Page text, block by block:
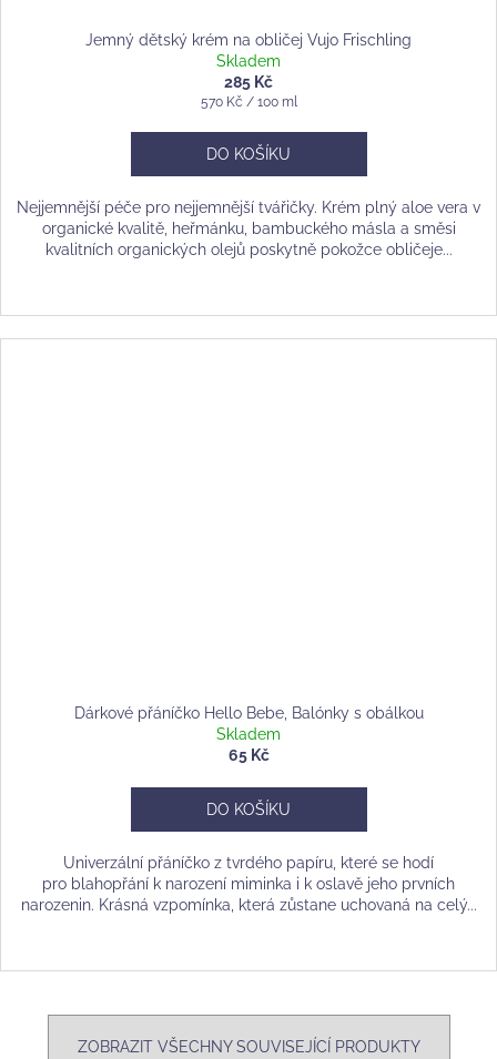
Jemný dětský krém na obličej Vujo Frischling
Skladem
285 Kč
Měrná
570 Kč / 100 ml
DO KOŠÍKU
Nejjemnější péče pro nejjemnější tvářičky. Krém plný aloe vera v
organické kvalitě, heřmánku, bambuckého másla a směsi
kvalitních organických olejů poskytně pokožce obličeje...
Dárkové přáníčko Hello Bebe, Balónky s obálkou
Skladem
65 Kč
DO KOŠÍKU
Univerzální přáníčko z tvrdého papíru, které se hodí
pro blahopřání k narození miminka i k oslavě jeho prvních
narozenin. Krásná vzpomínka, která zůstane uchovaná na celý...
ZOBRAZIT VŠECHNY SOUVISEJÍCÍ PRODUKTY